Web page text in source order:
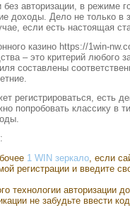
авторизации, в режиме
доходы. Дело не только в
если есть настоящая
казино https://1win-
– это критерий любого
составлены
регистрироваться, есть
попробовать классику в
1 WIN зеркало, если
регистрации и введите
технологии авторизации
не забудьте ввести